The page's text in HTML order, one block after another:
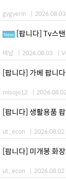
gygyerin | 2026.08.03
New [팝니다] Tv스
테남 | 2026.08.03 |
[팝니다] 가베 팝니다
misojo12 |
[팝니다] 생활용품
ut_econ | 2026.08.02
[팝니다] 미개봉 화
ut_econ | 2026.08.02